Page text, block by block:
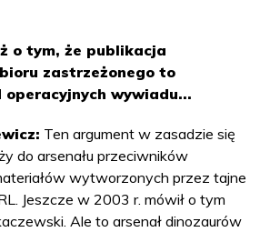
o tym, że publikacja
zastrzeżonego to
wywiadu...
Ten argument w zasadzie się
do arsenału przeciwników
wytworzonych przez tajne
Jeszcze w 2003 r. mówił o tym
Ale to arsenał dinozaurów